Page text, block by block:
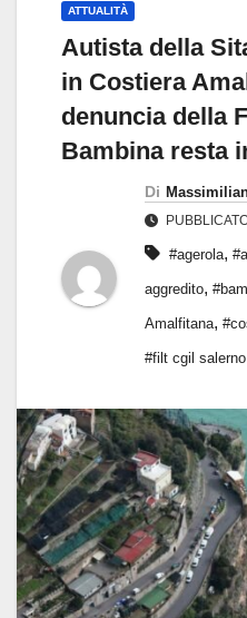
ATTUALITÀ
Autista della
in Costiera
denuncia della
Bambina resta
Di
#agerola,
aggredito,
Amalfitana,
#filt cgil salerno